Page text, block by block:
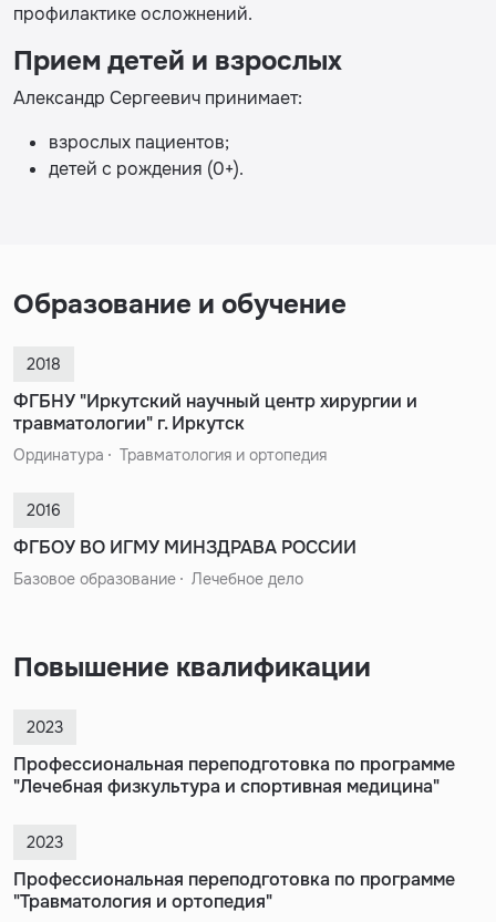
профилактике осложнений.
Прием детей и взрослых
Александр Сергеевич принимает:
взрослых пациентов;
детей с рождения (0+).
Образование и обучение
2018
ФГБНУ "Иркутский научный центр хирургии и
травматологии" г. Иркутск
Ординатура Травматология и ортопедия
2016
ФГБОУ ВО ИГМУ МИНЗДРАВА РОССИИ
Базовое образование Лечебное дело
Повышение квалификации
2023
Профессиональная переподготовка по программе
"Лечебная физкультура и спортивная медицина"
2023
Профессиональная переподготовка по программе
"Травматология и ортопедия"